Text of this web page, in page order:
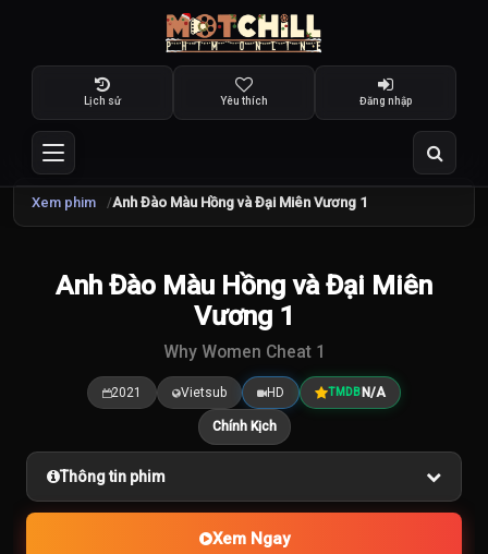
Lịch sử Yêu thích Đăng nhập
Xem phim Anh Đào Màu Hồng và Đại Miên Vương 1
7.5
Anh Đào Màu Hồng và Đại Miên
Vương 1
Why Women Cheat 1
2021 Vietsub HD TMDB N/A
Chính Kịch
Thông tin phim
Xem Ngay